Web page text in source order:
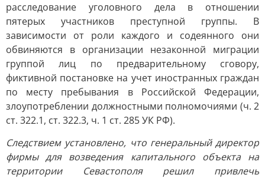
расследование уголовного дела в отношении
пятерых участников преступной группы. В
зависимости от роли каждого и содеянного они
обвиняются в организации незаконной миграции
группой лиц по предварительному сговору,
фиктивной постановке на учет иностранных граждан
по месту пребывания в Российской Федерации,
злоупотреблении должностными полномочиями (ч. 2
ст. 322.1, ст. 322.3, ч. 1 ст. 285 УК РФ).
Следствием установлено, что генеральный директор
фирмы для возведения капитального объекта на
территории Севастополя решил привлечь